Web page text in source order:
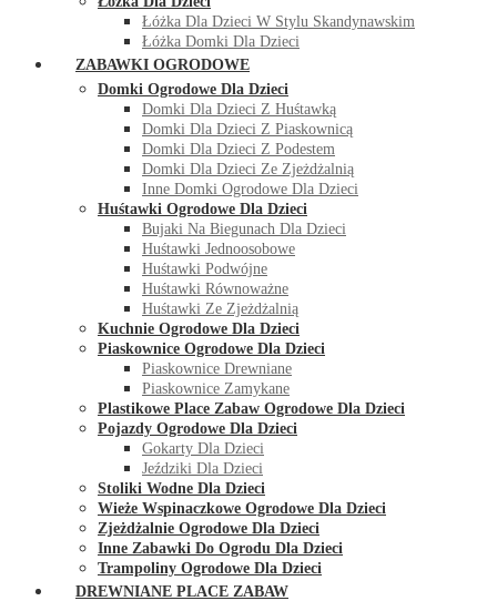
Łóżka Dla Dzieci W Stylu Skandynawskim
Łóżka Domki Dla Dzieci
ZABAWKI OGRODOWE
Domki Ogrodowe Dla Dzieci
Domki Dla Dzieci Z Huśtawką
Domki Dla Dzieci Z Piaskownicą
Domki Dla Dzieci Z Podestem
Domki Dla Dzieci Ze Zjeżdżalnią
Inne Domki Ogrodowe Dla Dzieci
Huśtawki Ogrodowe Dla Dzieci
Bujaki Na Biegunach Dla Dzieci
Huśtawki Jednoosobowe
Huśtawki Podwójne
Huśtawki Równoważne
Huśtawki Ze Zjeżdżalnią
Kuchnie Ogrodowe Dla Dzieci
Piaskownice Ogrodowe Dla Dzieci
Piaskownice Drewniane
Piaskownice Zamykane
Plastikowe Place Zabaw Ogrodowe Dla Dzieci
Pojazdy Ogrodowe Dla Dzieci
Gokarty Dla Dzieci
Jeździki Dla Dzieci
Stoliki Wodne Dla Dzieci
Wieże Wspinaczkowe Ogrodowe Dla Dzieci
Zjeżdżalnie Ogrodowe Dla Dzieci
Inne Zabawki Do Ogrodu Dla Dzieci
Trampoliny Ogrodowe Dla Dzieci
DREWNIANE PLACE ZABAW